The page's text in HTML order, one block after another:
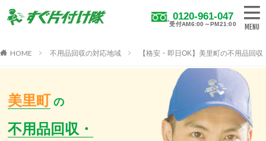
0120-961-047
受付AM6:00～PM21:00
HOME 不用品回収の対応地域 【格安・即日OK】美里町の不用品回
美里町 の
不用品回収・